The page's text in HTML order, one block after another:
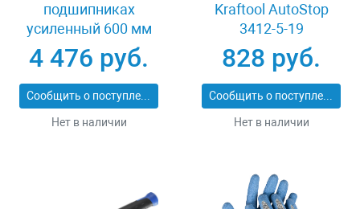
подшипниках
усиленный 600 мм
Stayer PROFI 3318-60
4 476 руб.
Сообщить о поступлении
Нет в наличии
Kraftool AutoStop
3412-5-19
828 руб.
Сообщить о поступлении
Нет в наличии